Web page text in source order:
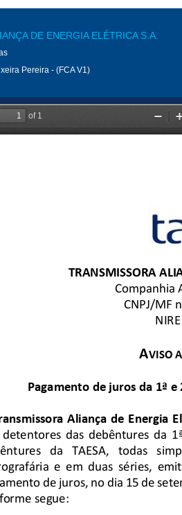
DE ENERGIA ELÉTRICA S.A.
Pereira - (FCA V1)